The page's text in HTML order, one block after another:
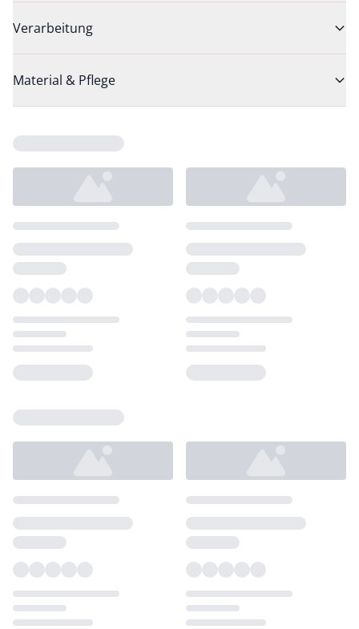
Verarbeitung
Material & Pflege